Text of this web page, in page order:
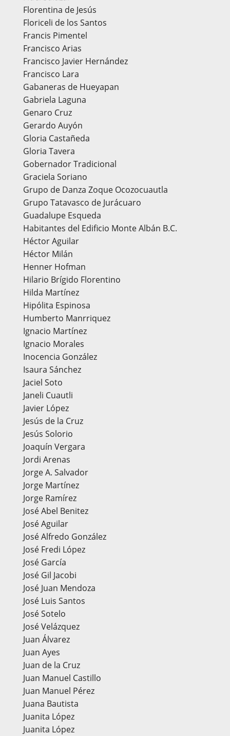
Florentina de Jesús
Floriceli de los Santos
Francis Pimentel
Francisco Arias
Francisco Javier Hernández
Francisco Lara
Gabaneras de Hueyapan
Gabriela Laguna
Genaro Cruz
Gerardo Auyón
Gloria Castañeda
Gloria Tavera
Gobernador Tradicional
Graciela Soriano
Grupo de Danza Zoque Ocozocuautla
Grupo Tatavasco de Jurácuaro
Guadalupe Esqueda
Habitantes del Edificio Monte Albán B.C.
Héctor Aguilar
Héctor Milán
Henner Hofman
Hilario Brígido Florentino
Hilda Martínez
Hipólita Espinosa
Humberto Manrriquez
Ignacio Martínez
Ignacio Morales
Inocencia González
Isaura Sánchez
Jaciel Soto
Janeli Cuautli
Javier López
Jesús de la Cruz
Jesús Solorio
Joaquín Vergara
Jordi Arenas
Jorge A. Salvador
Jorge Martínez
Jorge Ramírez
José Abel Benitez
José Aguilar
José Alfredo González
José Fredi López
José García
José Gil Jacobi
José Juan Mendoza
José Luis Santos
José Sotelo
José Velázquez
Juan Álvarez
Juan Ayes
Juan de la Cruz
Juan Manuel Castillo
Juan Manuel Pérez
Juana Bautista
Juanita López
Juanita López